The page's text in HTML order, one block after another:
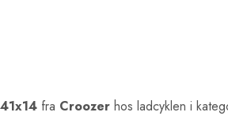
fra Croozer hos ladcyklen i